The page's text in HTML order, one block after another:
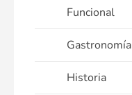
Funcional
Gastronomía
Historia